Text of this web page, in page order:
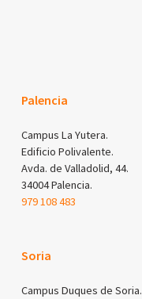
Palencia
Campus La Yutera.
Edificio Polivalente.
Avda. de Valladolid, 44.
34004 Palencia.
979 108 483
Soria
Campus Duques de Soria.